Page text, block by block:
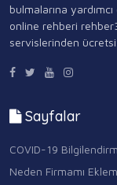
bulmalarına
online rehberi
servislerinden
Sayfalar
COVID-19
Neden Firmamı